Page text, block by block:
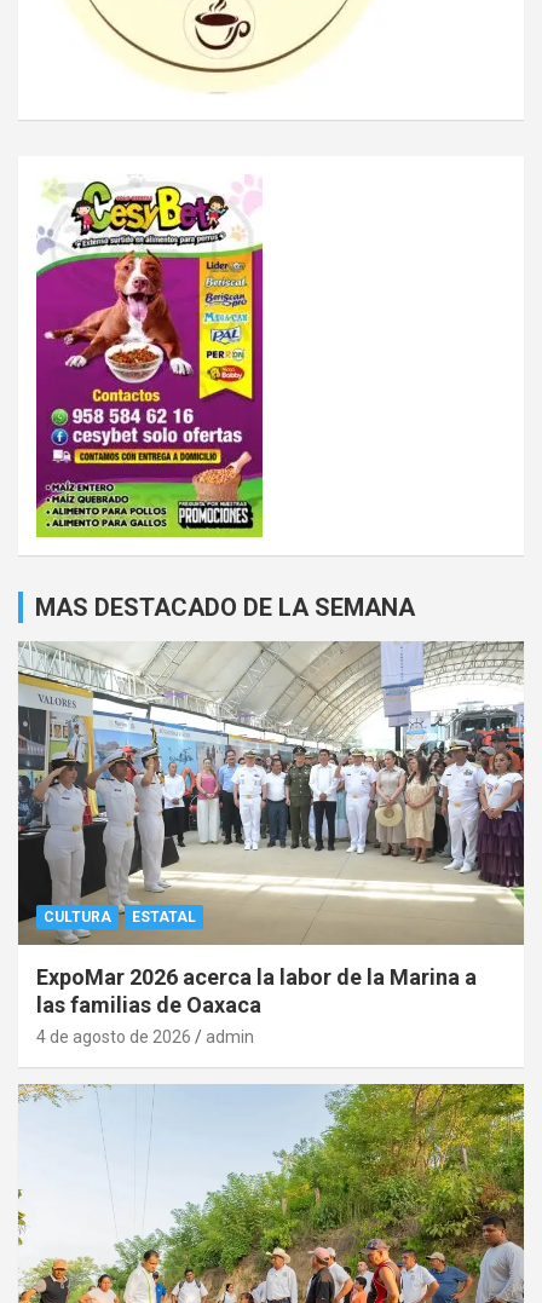
MAS DESTACADO DE LA SEMANA
CULTURA ESTATAL
ExpoMar 2026 acerca la labor de la Marina a
las familias de Oaxaca
4 de agosto de 2026 admin